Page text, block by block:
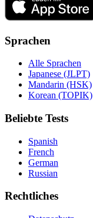
Sprachen
Alle Sprachen
Japanese (JLPT)
Mandarin (HSK)
Korean (TOPIK)
Beliebte Tests
Spanish
French
German
Russian
Rechtliches